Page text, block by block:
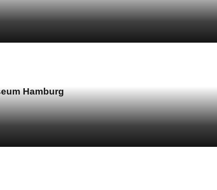
Hamburg